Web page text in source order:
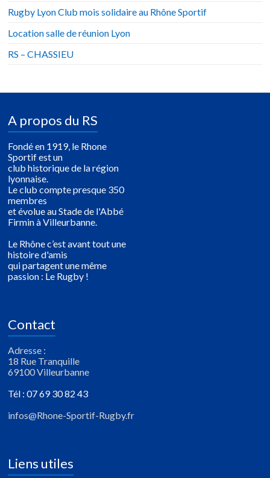
Rugby Lyon Club mois solidaire au Rhône Sportif
Location salle de réunion Lyon
RS – CHASSIEU
A propos du RS
Fondé en 1919, le Rhone
Sportif est un
club historique de la région
lyonnaise.
Le club compte presque 350
membres
et évolue au Stade de l'Abbé
Firmin à Villeurbanne.
Le Rhône c’est avant tout une
histoire d'amis
qui partagent une même
passion : Le Rugby !
Contact
Adresse :
18 Rue Tranquille
69100 Villeurbanne
Tél : 07 69 30 82 43
infos@Rhone-Sportif-Rugby.fr
Liens utiles